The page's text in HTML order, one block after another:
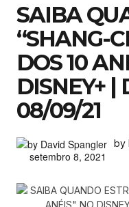
SAIBA
“SHANG-
DOS 10
DISNEY+ |
08/09/21
by
setembro 8, 2021